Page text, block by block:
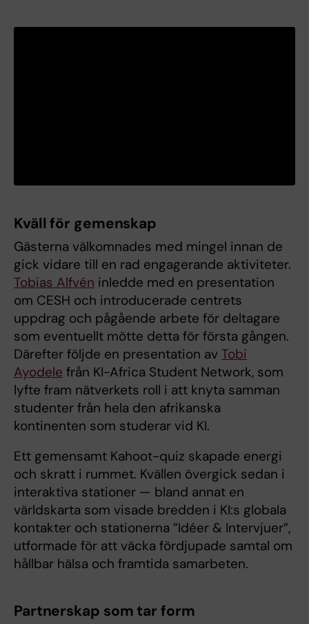
Kväll för gemenskap
Gästerna välkomnades med mingel innan de
gick vidare till en rad engagerande aktiviteter.
Tobias Alfvén inledde med en presentation
om CESH och introducerade centrets
uppdrag och pågående arbete för deltagare
som eventuellt mötte detta för första gången.
Därefter följde en presentation av Tobi
Ayodele från KI-Africa Student Network, som
lyfte fram nätverkets roll i att knyta samman
studenter från hela den afrikanska
kontinenten som studerar vid KI.
Ett gemensamt Kahoot-quiz skapade energi
och skratt i rummet. Kvällen övergick sedan i
interaktiva stationer — bland annat en
världskarta som visade bredden i KI:s globala
kontakter och stationerna ”Idéer & Intervjuer”,
utformade för att väcka fördjupade samtal om
hållbar hälsa och framtida samarbeten.
Partnerskap som tar form